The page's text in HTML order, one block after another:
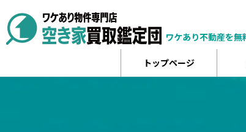
ワケあり不動産を無
トップページ